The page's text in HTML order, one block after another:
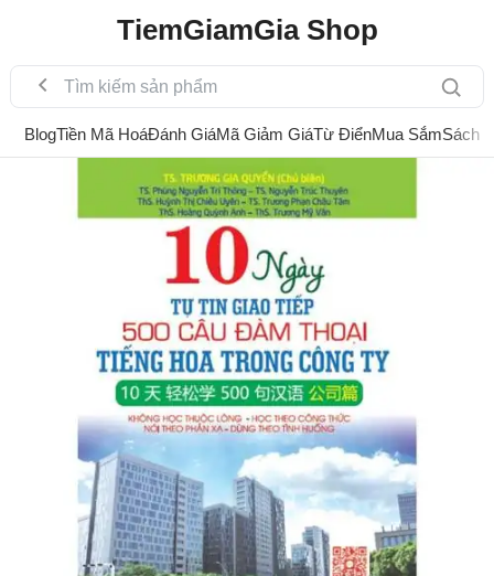
TiemGiamGia Shop
BlogTiền Mã HoáĐánh GiáMã Giảm GiáTừ ĐiểnMua SắmSách